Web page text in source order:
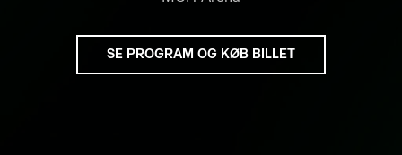
SE PROGRAM OG KØB BILLET